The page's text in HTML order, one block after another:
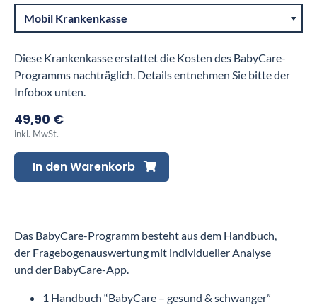
Mobil Krankenkasse
Diese Krankenkasse erstattet die Kosten des BabyCare-
Programms nachträglich. Details entnehmen Sie bitte der
Infobox unten.
49,90 €
inkl. MwSt.
In den Warenkorb
Das BabyCare-Programm besteht aus dem Handbuch,
der Fragebogenauswertung mit individueller Analyse
und der BabyCare-App.
1 Handbuch “BabyCare – gesund & schwanger”